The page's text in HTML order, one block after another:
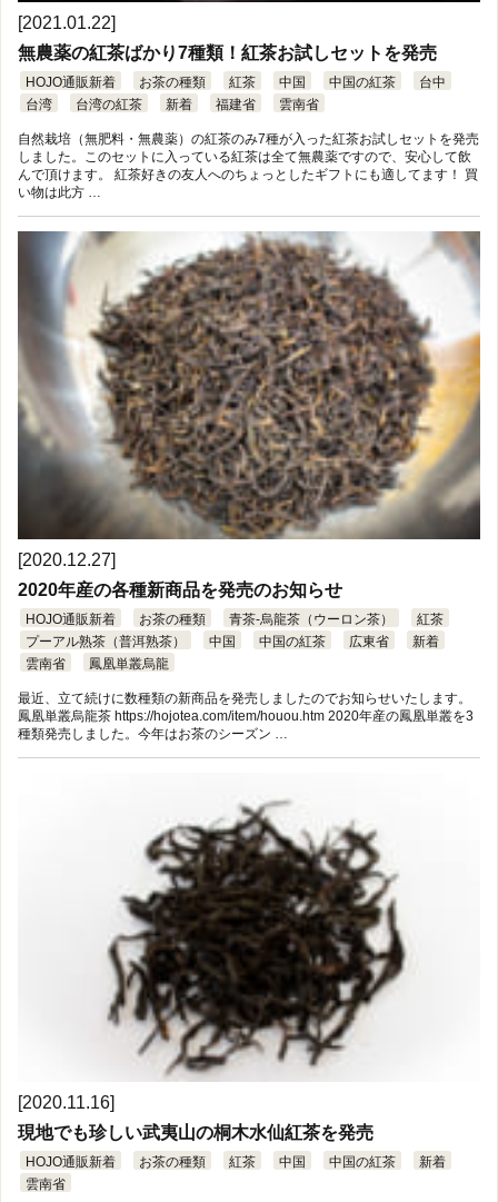
[2021.01.22]
無農薬の紅茶ばかり7種類！紅茶お試しセットを発売
HOJO通販新着 お茶の種類 紅茶 中国 中国の紅茶
台中
台湾
台湾の紅茶 新着 福建省 雲南省
自然栽培（無肥料・無農薬）の紅茶のみ7種が入った紅茶お試しセットを発売
しました。このセットに入っている紅茶は全て無農薬ですので、安心して飲
んで頂けます。 紅茶好きの友人へのちょっとしたギフトにも適してます！ 買
い物は此方 …
[2020.12.27]
2020年産の各種新商品を発売のお知らせ
HOJO通販新着 お茶の種類 青茶-烏龍茶（ウーロン茶）
紅茶
プーアル熟茶（普洱熟茶）
中国 中国の紅茶 広東省
新着
雲南省
鳳凰単叢烏龍
最近、立て続けに数種類の新商品を発売しましたのでお知らせいたします。
鳳凰単叢烏龍茶 https://hojotea.com/item/houou.htm 2020年産の鳳凰単叢を3
種類発売しました。今年はお茶のシーズン …
[2020.11.16]
現地でも珍しい武夷山の桐木水仙紅茶を発売
HOJO通販新着 お茶の種類 紅茶 中国 中国の紅茶
新着
雲南省